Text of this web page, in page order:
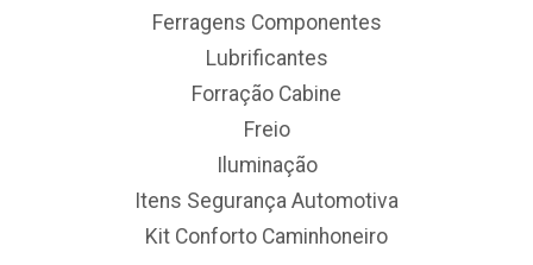
Ferragens Componentes
Lubrificantes
Forração Cabine
Freio
Iluminação
Itens Segurança Automotiva
Kit Conforto Caminhoneiro